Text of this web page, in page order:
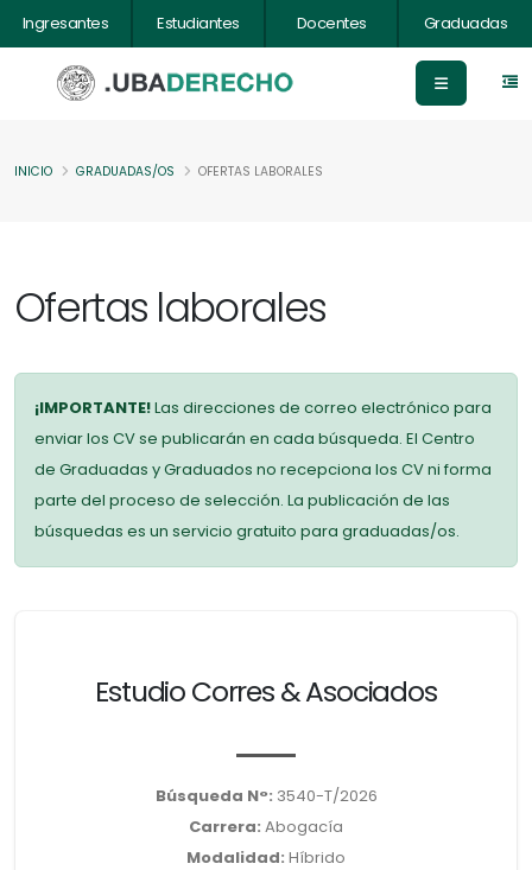
Ingresantes Estudiantes Docentes Graduadas
INICIO GRADUADAS/OS OFERTAS LABORALES
Ofertas laborales
¡IMPORTANTE!Las direcciones de correo electrónico para
enviar los CV se publicarán en cada búsqueda. El Centro
de Graduadas y Graduados no recepciona los CV ni forma
parte del proceso de selección. La publicación de las
búsquedas es un servicio gratuito para graduadas/os.
Estudio Corres & Asociados
Búsqueda N°: 3540-T/2026
Carrera: Abogacía
Modalidad: Híbrido